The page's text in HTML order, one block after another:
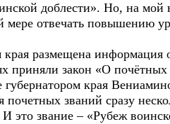
доблести». Но, на мой
мере отвечать повышению
размещена информация
приняли закон «О
губернатором края
почетных званий сразу
это звание – «Рубеж